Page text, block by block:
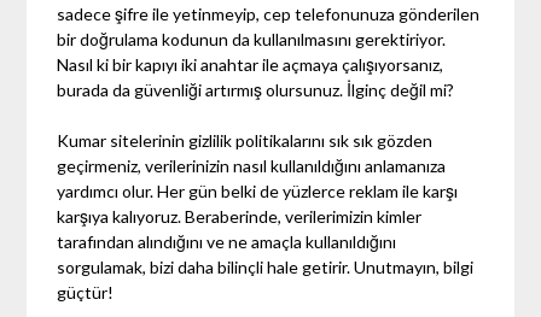
sadece şifre ile yetinmeyip, cep telefonunuza gönderilen
bir doğrulama kodunun da kullanılmasını gerektiriyor.
Nasıl ki bir kapıyı iki anahtar ile açmaya çalışıyorsanız,
burada da güvenliği artırmış olursunuz. İlginç değil mi?
Kumar sitelerinin gizlilik politikalarını sık sık gözden
geçirmeniz, verilerinizin nasıl kullanıldığını anlamanıza
yardımcı olur. Her gün belki de yüzlerce reklam ile karşı
karşıya kalıyoruz. Beraberinde, verilerimizin kimler
tarafından alındığını ve ne amaçla kullanıldığını
sorgulamak, bizi daha bilinçli hale getirir. Unutmayın, bilgi
güçtür!